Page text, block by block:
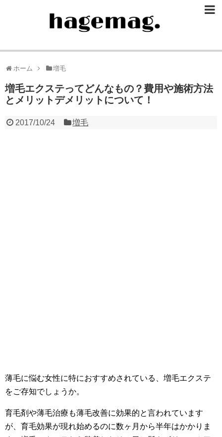
ホーム 増毛
増毛エクステってどんなもの？費用や施術方法
とメリットデメリットについて！
2017/10/24 増毛
薄毛に悩む女性に特におすすめされている、増毛エクステ
をご存知でしょうか。
育毛剤や薄毛治療も薄毛改善に効果的と言われています
が、育毛効果が現れ始めるのに数ヶ月から半年はかかりま